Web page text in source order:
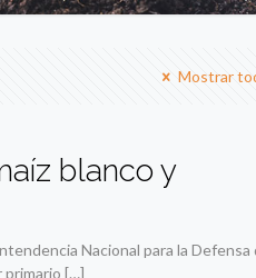
Mostrar
blanco y
Nacional para la Defensa
primario […]